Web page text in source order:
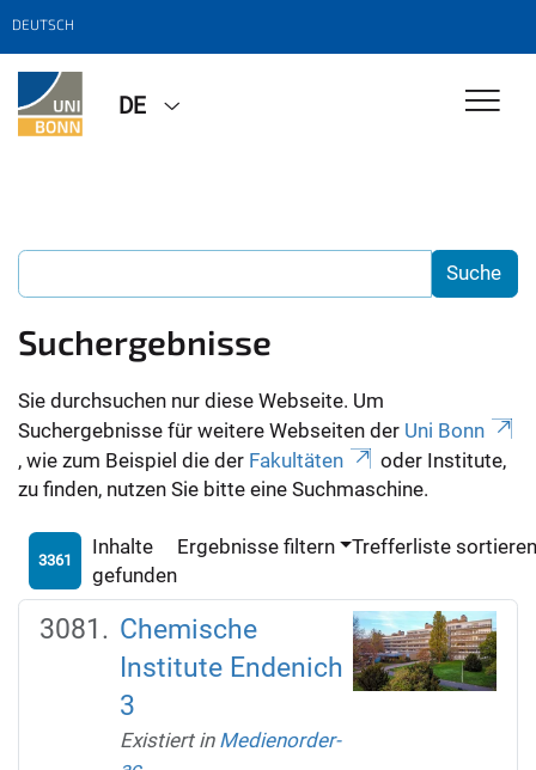
DEUTSCH
DE
Suchergebnisse
Sie durchsuchen nur diese Webseite. Um
Suchergebnisse für weitere Webseiten der Uni Bonn
, wie zum Beispiel die der Fakultäten
oder Institute,
zu finden, nutzen Sie bitte eine Suchmaschine.
3361
Inhalte
gefunden
Ergebnisse filtern Trefferliste
Chemische
Institute Endenich
3
Existiert in Medienorder-